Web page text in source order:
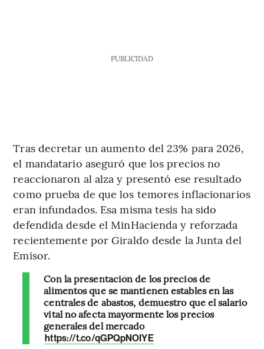
PUBLICIDAD
Tras decretar un aumento del 23% para 2026,
el mandatario aseguró que los precios no
reaccionaron al alza y presentó ese resultado
como prueba de que los temores inflacionarios
eran infundados. Esa misma tesis ha sido
defendida desde el MinHacienda y reforzada
recientemente por Giraldo desde la Junta del
Emisor.
Con la presentación de los precios de
alimentos que se mantienen estables en las
centrales de abastos, demuestro que el salario
vital no afecta mayormente los precios
generales del mercado
https://t.co/qGPQpNOIYE